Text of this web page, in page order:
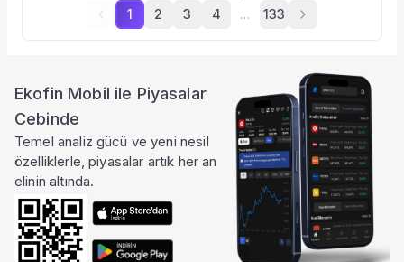
1 2 3 4 … 133
Ekofin Mobil ile Piyasalar
Cebinde
Temel analiz gücü ve yeni nesil
özelliklerle, piyasalar artık her an
elinin altında.